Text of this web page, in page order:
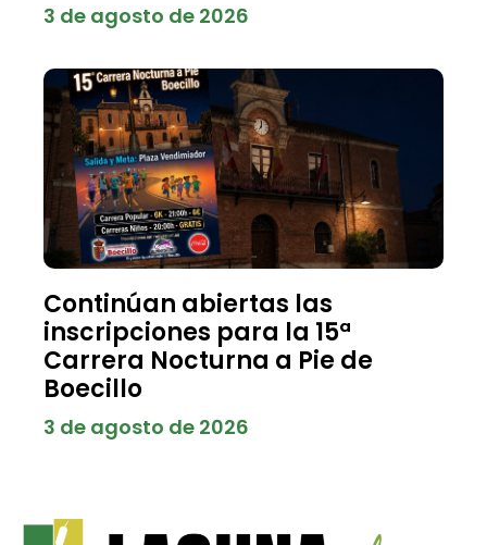
3 de agosto de 2026
Continúan abiertas las
inscripciones para la 15ª
Carrera Nocturna a Pie de
Boecillo
3 de agosto de 2026